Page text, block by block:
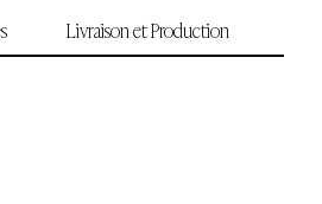
Livraison et Production